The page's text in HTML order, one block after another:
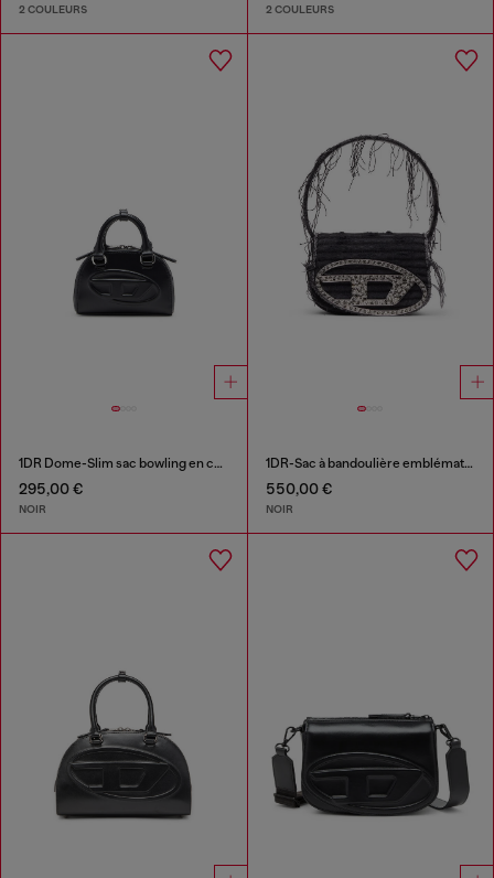
2 COULEURS 2 COULEURS
1DR Dome-Slim sac bowling en cuir nappa
295,00 €
NOIR
1DR-Sac à bandoulière emblématique en toile et cuir
550,00 €
NOIR